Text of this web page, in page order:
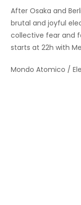
After Osaka and
brutal and joyful
collective fear and
starts at 22h with
Mondo Atomico /